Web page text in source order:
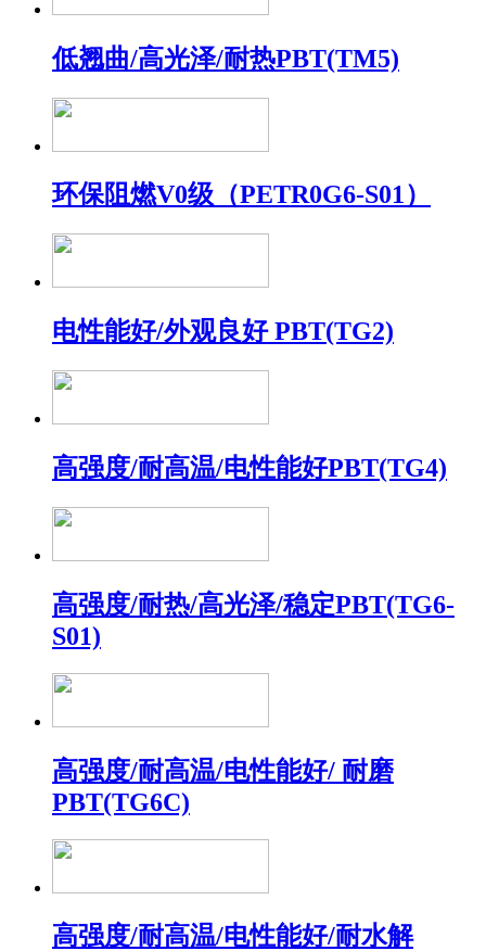
低翘曲/高光泽/耐热PBT(TM5)
环保阻燃V0级（PETR0G6-S01）
电性能好/外观良好 PBT(TG2)
高强度/耐高温/电性能好PBT(TG4)
高强度/耐热/高光泽/稳定PBT(TG6-
S01)
高强度/耐高温/电性能好/ 耐磨
PBT(TG6C)
高强度/耐高温/电性能好/耐水解